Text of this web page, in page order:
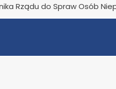
Rządu do Spraw Osób